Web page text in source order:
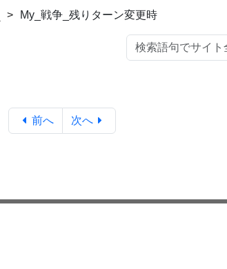
My_戦争_残りターン変更時
前へ 次へ